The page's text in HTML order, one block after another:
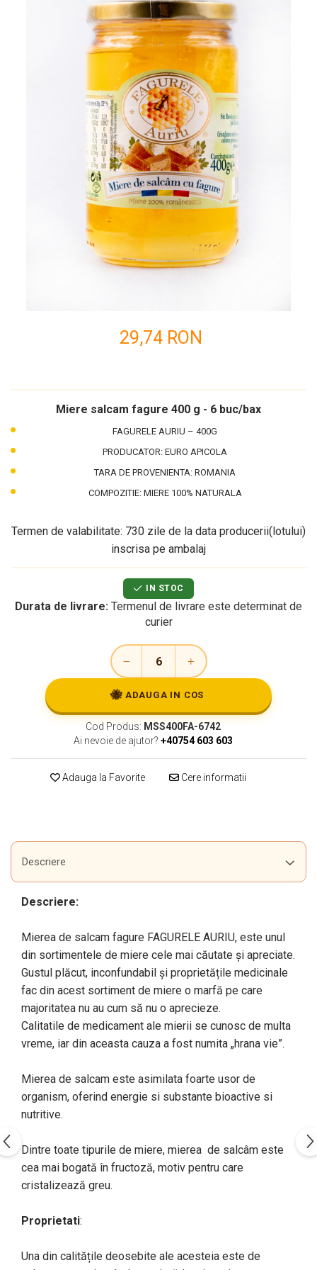
29,74 RON
Miere salcam fagure 400 g - 6 buc/bax
FAGURELE AURIU – 400G
PRODUCATOR: EURO APICOLA
TARA DE PROVENIENTA: ROMANIA
COMPOZITIE: MIERE 100% NATURALA
Termen de valabilitate: 730 zile de la data producerii(lotului)
inscrisa pe ambalaj
IN STOC
Durata de livrare: Termenul de livrare este determinat de
curier
🐝 ADAUGA IN COS
Cod Produs: MSS400FA-6742
Ai nevoie de ajutor? +40754 603 603
Adauga la Favorite Cere informatii
Descriere
Descriere:
Mierea de salcam fagure FAGURELE AURIU, este unul
din sortimentele de miere cele mai căutate și apreciate.
Gustul plăcut, inconfundabil și proprietățile medicinale
fac din acest sortiment de miere o marfă pe care
majoritatea nu au cum să nu o aprecieze.
Calitatile de medicament ale mierii se cunosc de multa
vreme, iar din aceasta cauza a fost numita „hrana vie”.
Mierea de salcam este asimilata foarte usor de
organism, oferind energie si substante bioactive si
nutritive.
Dintre toate tipurile de miere, mierea de salcâm este
cea mai bogată în fructoză, motiv pentru care
cristalizează greu.
Proprietati:
Una din calitățile deosebite ale acesteia este de